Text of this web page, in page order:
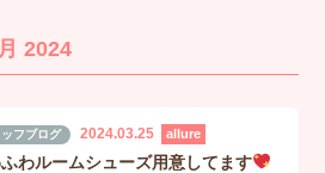
2024
ッフブログ 2024.03.25 allure
わルームシューズ用意してます